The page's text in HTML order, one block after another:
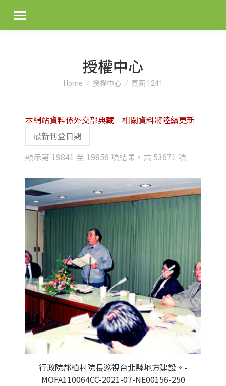
授權中心
You are here:
Home 授權中心 頁面 1241
顯示第 19841 至 19856 項結果，共 53671 項
latest
本網站資料係外交部典藏 相關資料將陸續更新
行政院郝柏村院長巡視台北縣地方建設。-
MOFA110064CC-2021-07-NE00156-250